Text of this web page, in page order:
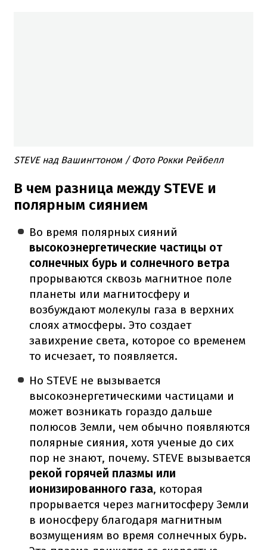
STEVE над Вашингтоном / Фото Рокки Рейбелл
В чем разница между STEVE и
полярным сиянием
Во время полярных сияний
высокоэнергетические частицы от
солнечных бурь и солнечного ветра
прорываются сквозь магнитное поле
планеты или магнитосферу и
возбуждают молекулы газа в верхних
слоях атмосферы. Это создает
завихрение света, которое со временем
то исчезает, то появляется.
Но STEVE не вызывается
высокоэнергетическими частицами и
может возникать гораздо дальше
полюсов Земли, чем обычно появляются
полярные сияния, хотя ученые до сих
пор не знают, почему. STEVE вызывается
рекой горячей плазмы или
ионизированного газа, которая
прорывается через магнитосферу Земли
в ионосферу благодаря магнитным
возмущениям во время солнечных бурь.